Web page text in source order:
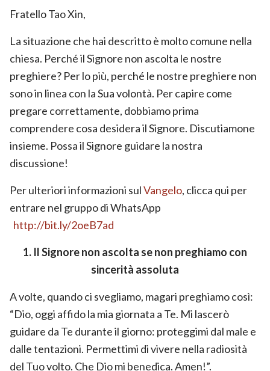
Fratello Tao Xin,
La situazione che hai descritto è molto comune nella
chiesa. Perché il Signore non ascolta le nostre
preghiere? Per lo più, perché le nostre preghiere non
sono in linea con la Sua volontà. Per capire come
pregare correttamente, dobbiamo prima
comprendere cosa desidera il Signore. Discutiamone
insieme. Possa il Signore guidare la nostra
discussione!
Per ulteriori informazioni sulVangelo, clicca qui per
entrare nel gruppo di WhatsApp
http://bit.ly/2oeB7ad
1. Il Signore non ascolta se non preghiamo con
sincerità assoluta
A volte, quando ci svegliamo, magari preghiamo così:
“Dio, oggi affido la mia giornata a Te. Mi lascerò
guidare da Te durante il giorno: proteggimi dal male e
dalle tentazioni. Permettimi di vivere nella radiosità
del Tuo volto. Che Dio mi benedica. Amen!”.